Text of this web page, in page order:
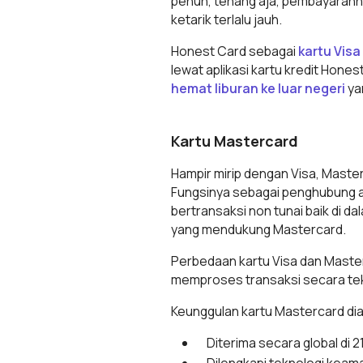
ketarik terlalu jauh.
Honest Card sebagai kartu Visa
lewat aplikasi kartu kredit
hemat liburan ke luar negeri
Kartu Mastercard
Hampir mirip dengan Visa,
Fungsinya sebagai
bertransaksi non tunai baik di
yang mendukung Mastercard.
Perbedaan kartu Visa dan
memproses transaksi secara
Keunggulan kartu Mastercard
Diterima secara global di